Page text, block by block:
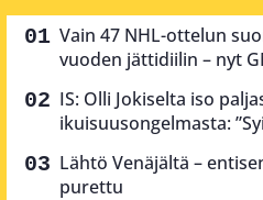
Vain 47 NHL-ottelun
vuoden jättidiilin – nyt
IS: Olli Jokiselta iso
ikuisuusongelmasta:
Lähtö Venäjältä –
purettu